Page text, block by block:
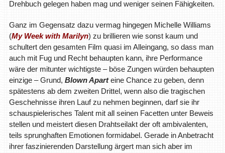
Drehbuch gelegen haben mag und weniger seinen Fähigkeiten.
Ganz im Gegensatz dazu vermag hingegen Michelle Williams
(My Week with Marilyn) zu brillieren wie sonst kaum und
schultert den gesamten Film quasi im Alleingang, so dass man
auch mit Fug und Recht behaupten kann, ihre Performance
wäre der mitunter wichtigste – böse Zungen würden behaupten
einzige – Grund, Blown Aparteine Chance zu geben, denn
spätestens ab dem zweiten Drittel, wenn also die tragischen
Geschehnisse ihren Lauf zu nehmen beginnen, darf sie ihr
schauspielerisches Talent mit all seinen Facetten unter Beweis
stellen und meistert diesen Drahtseilakt der oft ambivalenten,
teils sprunghaften Emotionen formidabel. Gerade in Anbetracht
ihrer faszinierenden Darstellung ärgert man sich aber im